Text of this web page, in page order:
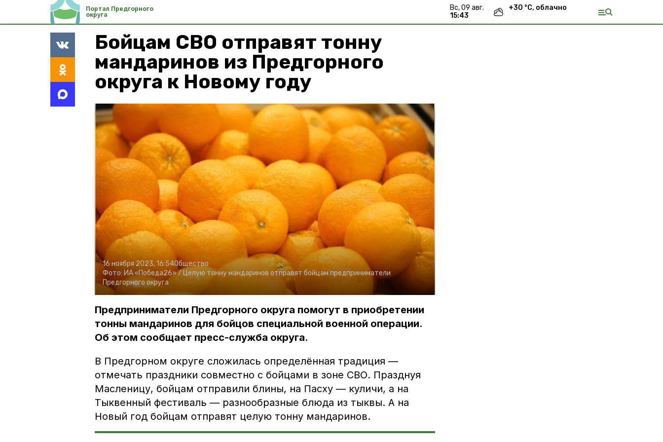
Портал Предгорного
округа
вс, 09 авг.
15:43
+30 °С, облачно
Бойцам СВО отправят тонну
мандаринов из Предгорного
округа к Новому году
16 ноября 2023, 16:54Общество
Фото: ИА «Победа26» / Целую тонну мандаринов отправят бойцам предприниматели
Предгорного округа
Предприниматели Предгорного округа помогут в приобретении
тонны мандаринов для бойцов специальной военной операции.
Об этом сообщает пресс-служба округа.
В Предгорном округе сложилась определённая традиция —
отмечать праздники совместно с бойцами в зоне СВО. Празднуя
Масленицу, бойцам отправили блины, на Пасху — куличи, а на
Тыквенный фестиваль — разнообразные блюда из тыквы. А на
Новый год бойцам отправят целую тонну мандаринов.